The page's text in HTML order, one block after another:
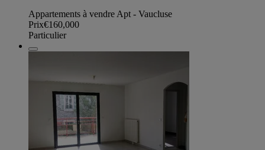
Appartements à vendre Apt - Vaucluse
Prix€160,000
Particulier